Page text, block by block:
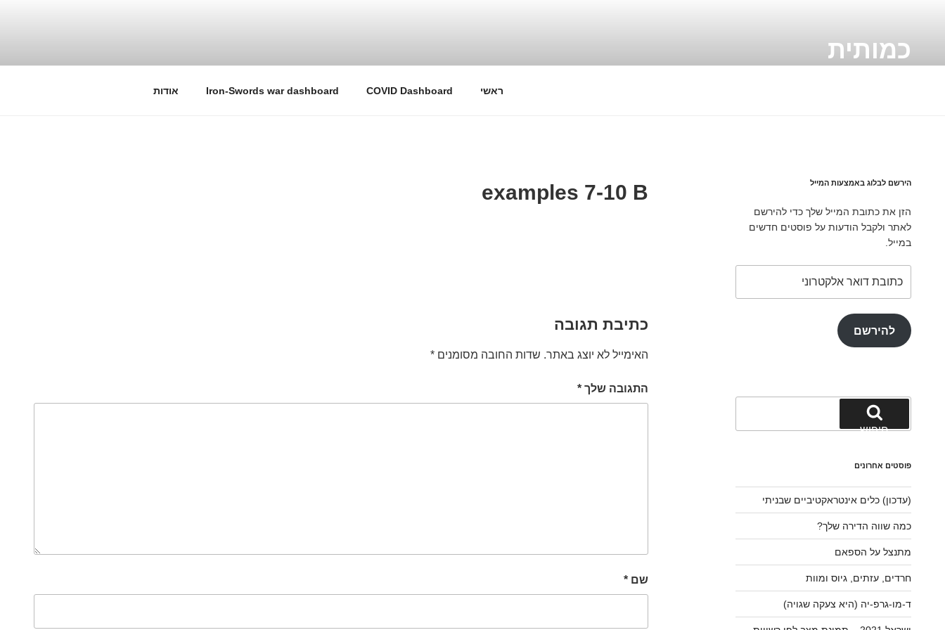
כמותית
ראשי COVID Dashboard
Iron-Swords war dashboard אודות
examples 7-10 B
כתיבת תגובה
האימייל לא יוצג באתר. שדות החובה מסומנים*
התגובה שלך*
שם*
הירשם לבלוג באמצעות המייל
הזן את כתובת המייל שלך כדי להירשם
לאתר ולקבל הודעות על פוסטים חדשים
במייל.
דואר
להירשם
חפש:
חיפוש
פוסטים אחרונים
(עדכון) כלים אינטראקטיביים שבניתי
כמה שווה הדירה שלך?
מתנצל על הספאם
חרדים, עזתים, גיוס ומוות
ד-מו-גרפ-יה (היא צעקה שגויה)